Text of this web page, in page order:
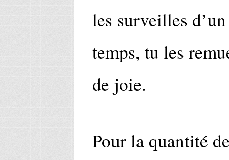
les surveilles
temps, tu les
de joie.
Pour la quantité